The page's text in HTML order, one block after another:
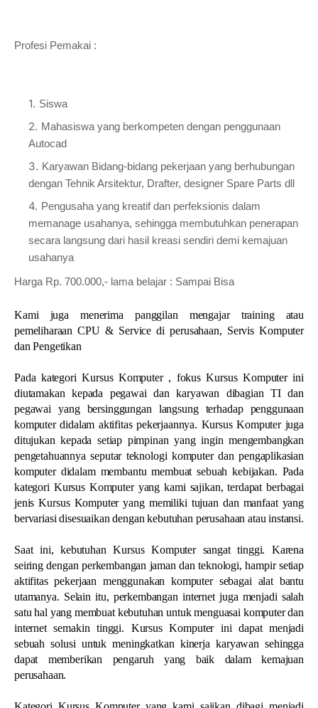
Profesi Pemakai :
Siswa
Mahasiswa yang berkompeten dengan penggunaan
Autocad
Karyawan Bidang-bidang pekerjaan yang berhubungan
dengan Tehnik Arsitektur, Drafter, designer Spare Parts dll
Pengusaha yang kreatif dan perfeksionis dalam
memanage usahanya, sehingga membutuhkan penerapan
secara langsung dari hasil kreasi sendiri demi kemajuan
usahanya
Harga Rp. 700.000,- lama belajar : Sampai Bisa
Kami juga menerima panggilan mengajar training atau
pemeliharaan CPU & Service di perusahaan, Servis Komputer
dan Pengetikan
Pada kategori Kursus Komputer , fokus Kursus Komputer ini
diutamakan kepada pegawai dan karyawan dibagian TI dan
pegawai yang bersinggungan langsung terhadap penggunaan
komputer didalam aktifitas pekerjaannya. Kursus Komputer juga
ditujukan kepada setiap pimpinan yang ingin mengembangkan
pengetahuannya seputar teknologi komputer dan pengaplikasian
komputer didalam membantu membuat sebuah kebijakan. Pada
kategori Kursus Komputer yang kami sajikan, terdapat berbagai
jenis Kursus Komputer yang memiliki tujuan dan manfaat yang
bervariasi disesuaikan dengan kebutuhan perusahaan atau instansi.
Saat ini, kebutuhan Kursus Komputer sangat tinggi. Karena
seiring dengan perkembangan jaman dan teknologi, hampir setiap
aktifitas pekerjaan menggunakan komputer sebagai alat bantu
utamanya. Selain itu, perkembangan internet juga menjadi salah
satu hal yang membuat kebutuhan untuk menguasai komputer dan
internet semakin tinggi. Kursus Komputer ini dapat menjadi
sebuah solusi untuk meningkatkan kinerja karyawan sehingga
dapat memberikan pengaruh yang baik dalam kemajuan
perusahaan.